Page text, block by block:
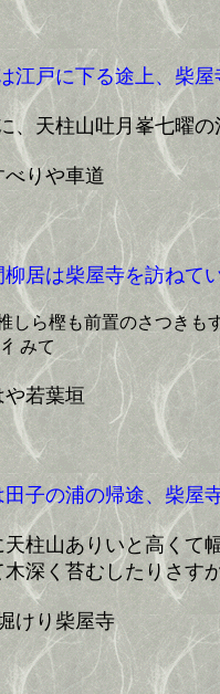
戸に下る途上、柴屋
天柱山吐月峯七曜
や車道
居は柴屋寺を訪ねて
ら樫も前置のさつきも
みて
若葉垣
子の浦の帰途、柴屋
柱山ありいと高く
深く苔むしたりさす
り柴屋寺